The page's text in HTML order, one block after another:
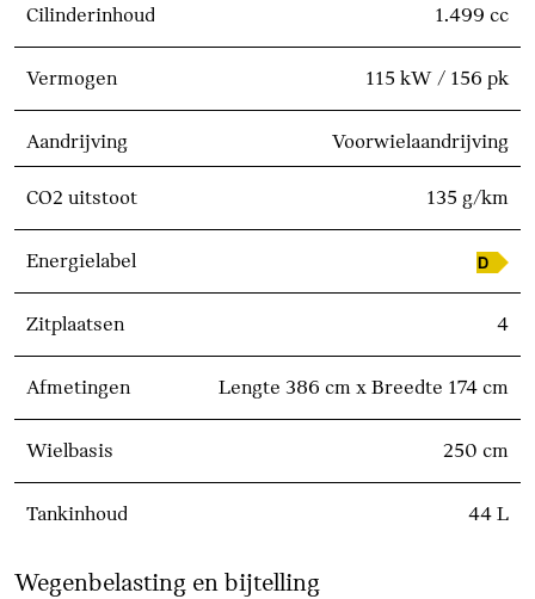
Cilinderinhoud 1.499 cc
Vermogen 115 kW / 156 pk
Aandrijving Voorwielaandrijving
CO2 uitstoot 135 g/km
Energielabel
Zitplaatsen 4
Afmetingen Lengte 386 cm x Breedte 174 cm
Wielbasis 250 cm
Tankinhoud 44 L
Wegenbelasting en bijtelling